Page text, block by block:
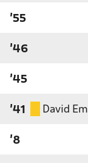
'55
'46
'45
'41 David
'8